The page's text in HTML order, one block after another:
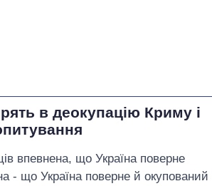
в деокупацію Криму і
впевнена, що Україна поверне
- що Україна поверне й окупований